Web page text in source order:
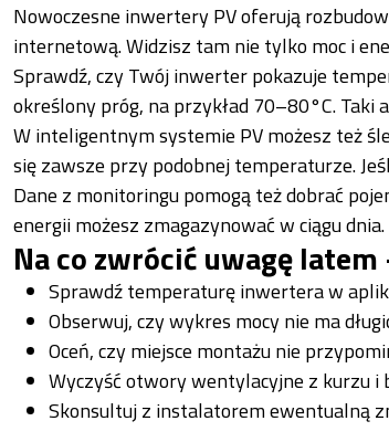
Nowoczesne inwertery PV oferują
internetową. Widzisz tam nie tylko moc i
Sprawdź, czy Twój inwerter pokazuje
określony próg, na przykład 70–80°C. Taki
W inteligentnym systemie PV możesz też
się zawsze przy podobnej temperaturze.
Dane z monitoringu pomogą też dobrać
energii możesz zmagazynować w ciągu dnia.
Na co zwrócić uwagę
Sprawdź temperaturę inwertera w
Obserwuj, czy wykres mocy nie ma
Oceń, czy miejsce montażu nie
Wyczyść otwory wentylacyjne z kurzu i
Skonsultuj z instalatorem ewentualną